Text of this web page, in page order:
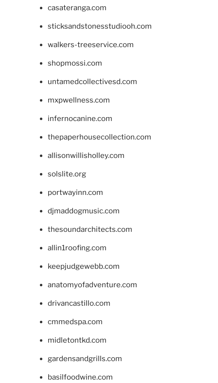
casateranga.com
sticksandstonesstudiooh.com
walkers-treeservice.com
shopmossi.com
untamedcollectivesd.com
mxpwellness.com
infernocanine.com
thepaperhousecollection.com
allisonwillisholley.com
solslite.org
portwayinn.com
djmaddogmusic.com
thesoundarchitects.com
allin1roofing.com
keepjudgewebb.com
anatomyofadventure.com
drivancastillo.com
cmmedspa.com
midletontkd.com
gardensandgrills.com
basilfoodwine.com